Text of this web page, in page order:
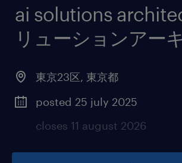
ai solutions
リューションアー
東京23区, 東京都
posted 25 july 2025
closes 11 august 2026